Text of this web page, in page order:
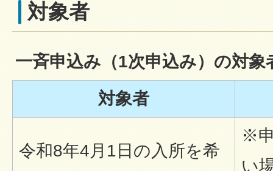
対象者
一斉申込み（1次申込み）の対象
対象者
令和8年4月1日の入所を希
※
い